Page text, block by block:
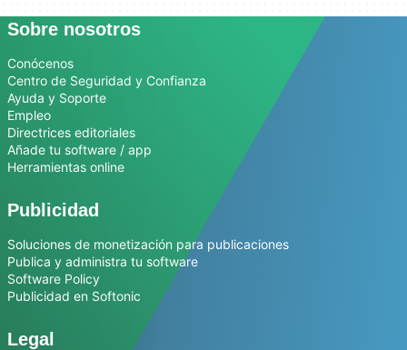
Sobre nosotros
Conócenos
Centro de Seguridad y Confianza
Ayuda y Soporte
Empleo
Directrices editoriales
Añade tu software / app
Herramientas online
Publicidad
Soluciones de monetización para publicaciones
Publica y administra tu software
Software Policy
Publicidad en Softonic
Legal